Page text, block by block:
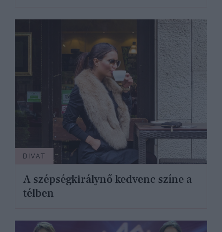
DIVAT
A szépségkirálynő kedvenc színe a
télben